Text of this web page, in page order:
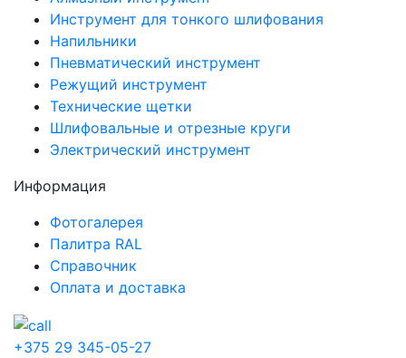
Инструмент для тонкого шлифования
Напильники
Пневматический инструмент
Режущий инструмент
Технические щетки
Шлифовальные и отрезные круги
Электрический инструмент
Информация
Фотогалерея
Палитра RAL
Справочник
Оплата и доставка
+375 29 345-05-27